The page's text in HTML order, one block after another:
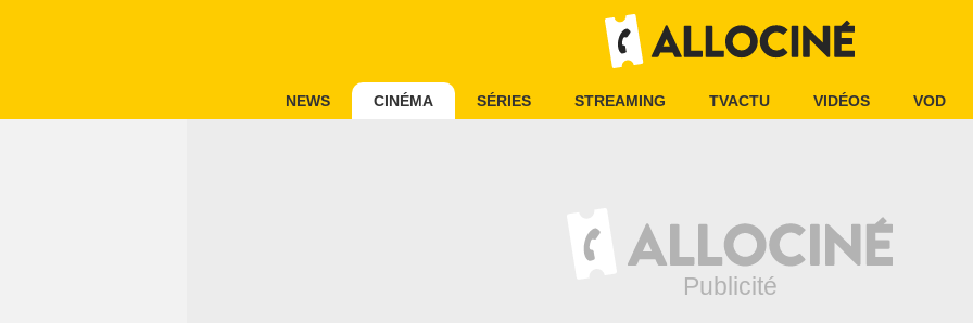
NEWS CINÉMA SÉRIES STREAMING TVACTU VIDÉOS VOD